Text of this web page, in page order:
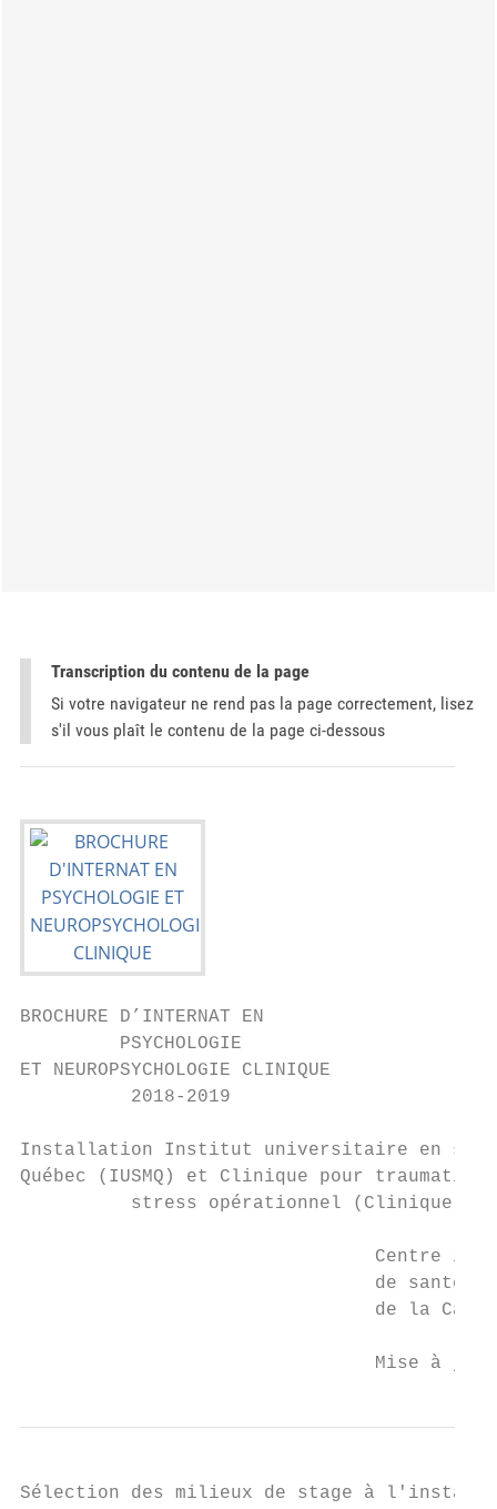
Transcription du contenu de la page
Si votre navigateur ne rend pas la page correctement, lisez
s'il vous plaît le contenu de la page ci-dessous
BROCHURE D’INTERNAT EN
         PSYCHOLOGIE
ET NEUROPSYCHOLOGIE CLINIQUE
          2018-2019
Installation Institut universitaire en
Québec (IUSMQ) et Clinique pour
stress opérationnel (Clinique
Centre
de santé
de la
Mise à
Sélection des milieux de stage à